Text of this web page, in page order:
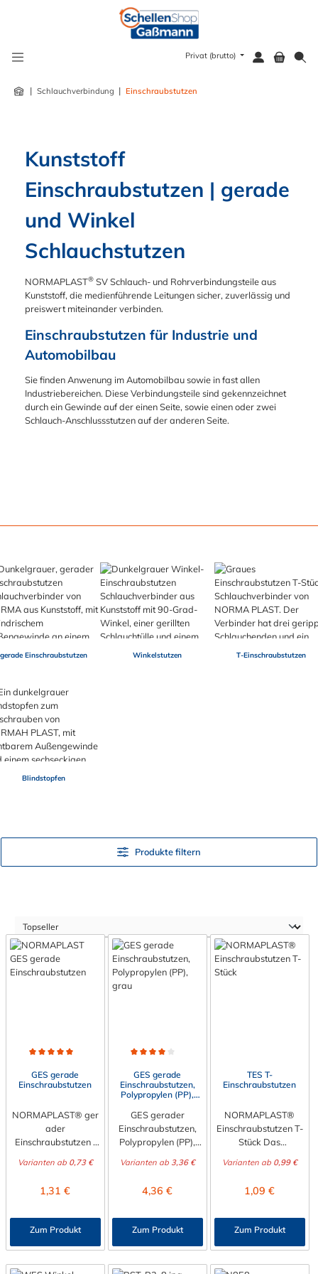
Privat (brutto)
| Schlauchverbindung | Einschraubstutzen
Kunststoff
Einschraubstutzen | gerade
und Winkel
Schlauchstutzen
NORMAPLAST® SV Schlauch- und Rohrverbindungsteile aus
Kunststoff, die medienführende Leitungen sicher, zuverlässig und
preiswert miteinander verbinden.
Einschraubstutzen für Industrie und
Automobilbau
Sie finden Anwenung im Automobilbau sowie in fast allen
Industriebereichen. Diese Verbindungsteile sind gekennzeichnet
durch ein Gewinde auf der einen Seite, sowie einen oder zwei
Schlauch-Anschlussstutzen auf der anderen Seite.
gerade Einschraubstutzen Winkelstutzen T-Einschraubstutzen
Blindstopfen
Produkte filtern
GES gerade
Einschraubstutzen
NORMAPLAST® ger
ader
Einschraubstutzen |
Kunststoff
Einschraubstutzen vo
Rohrverbindung aus
Kunststoff, die
medienführende
Varianten ab0,73 €
Regulärer Preis:
1,31 €
Zum Produkt
GES gerade
Einschraubstutzen,
Polypropylen (PP),
GES gerader
Einschraubstutzen,
Polypropylen (PP),
mit Außengewinde
Einschraubstutzen ist
Polypropylen (PP,
grau) für
zuverlässige
Varianten ab3,36 €
Regulärer Preis:
4,36 €
Zum Produkt
TES T-
Einschraubstutzen
NORMAPLAST®
Einschraubstutzen T-
Stück Das
chraubstutzen T-
Schlauch- und
medienführende
Leitungen sicher,
zuverlässig und
Varianten ab0,99 €
Regulärer Preis:
1,09 €
Zum Produkt